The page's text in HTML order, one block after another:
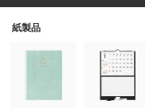
紙製品